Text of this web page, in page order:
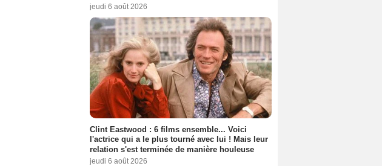
jeudi 6 août 2026
Clint Eastwood : 6 films ensemble... Voici
l'actrice qui a le plus tourné avec lui ! Mais leur
relation s'est terminée de manière houleuse
jeudi 6 août 2026